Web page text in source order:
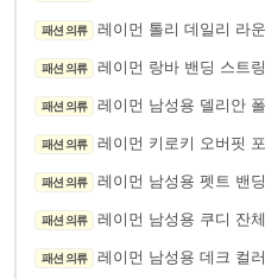
패션 의류 레이먼 톨리 데일리 라
패션 의류 레이먼 랑바 밴딩 스트
패션 의류 레이먼 남성용 델리안
패션 의류 레이먼 키로키 오버핏
패션 의류 레이먼 남성용 펫트 밴
패션 의류 레이먼 남성용 쿠디 잔
패션 의류 레이먼 남성용 데크 컬